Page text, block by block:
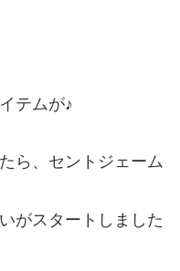
テムが♪
ら、セントジェーム
がスタートしました